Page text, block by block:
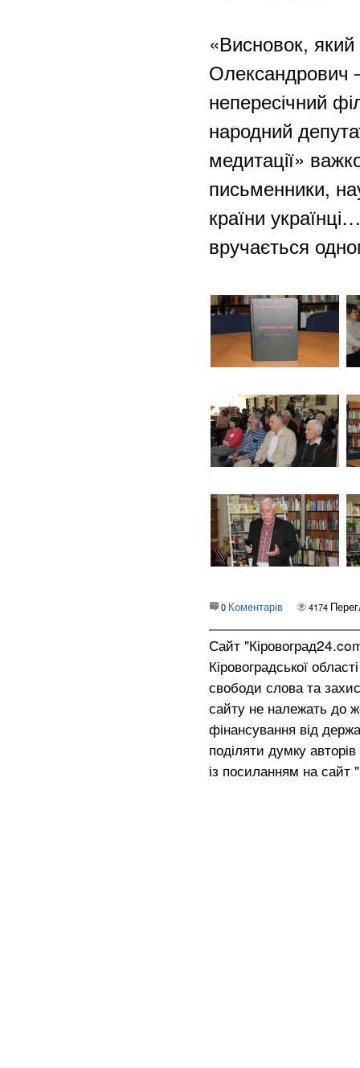
«Висновок,
Олександрович
непересічний
народний
медитації»
письменники,
країни
вручається
0 Коментарів 4174
Сайт
Кіровоградської
свободи слова та
сайту не належать до
фінансування від
поділяти думку
із посиланням на сайт